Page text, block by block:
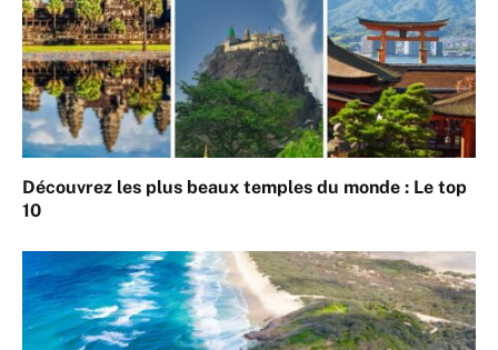
Découvrez les plus beaux temples du monde : Le top
10